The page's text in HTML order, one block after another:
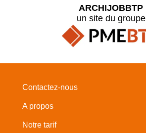
ARCHIJOBBTP
un site du groupe
Contactez-nous
A propos
Notre tarif